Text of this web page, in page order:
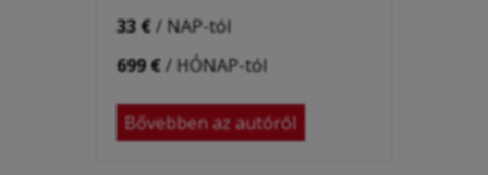
33 €/ NAP-tól
699 €/ HÓNAP-tól
Bővebben az autóról